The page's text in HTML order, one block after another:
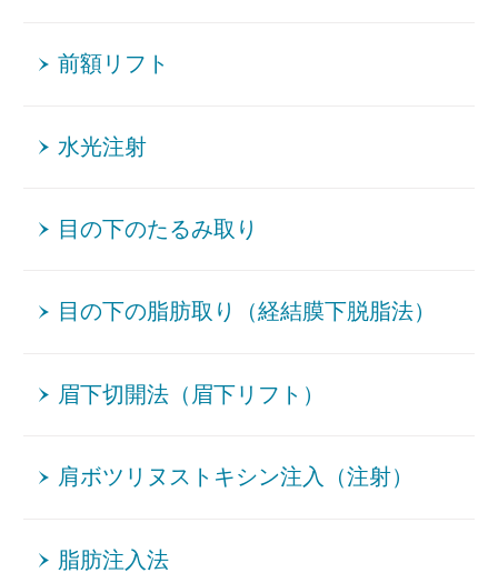
前額リフト
水光注射
目の下のたるみ取り
目の下の脂肪取り（経結膜下脱脂法）
眉下切開法（眉下リフト）
肩ボツリヌストキシン注入（注射）
脂肪注入法